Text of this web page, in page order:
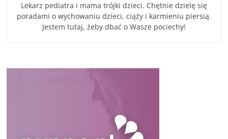
Lekarz pediatra i mama trójki dzieci. Chętnie dzielę się
poradami o wychowaniu dzieci, ciąży i karmieniu piersią.
Jestem tutaj, żeby dbać o Wasze pociechy!